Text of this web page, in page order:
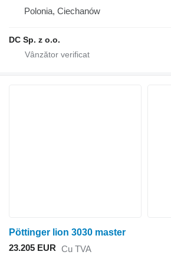
Polonia, Ciechanów
DC Sp. z o.o.
Pöttinger lion 3030 master
23.205 EUR Cu TVA